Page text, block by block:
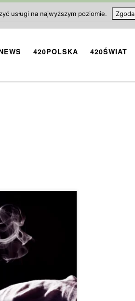
420POLSKA 420ŚWIAT
Odkąd konopie
celów
więcej
każdej rośliny
Według
może […]
usługi na najwyższym poziomie. Zgoda